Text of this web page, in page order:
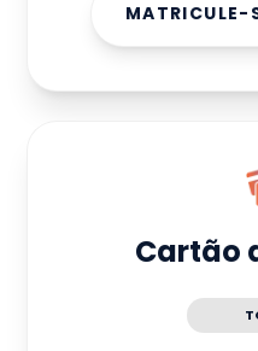
MATRICULE-
Cartão